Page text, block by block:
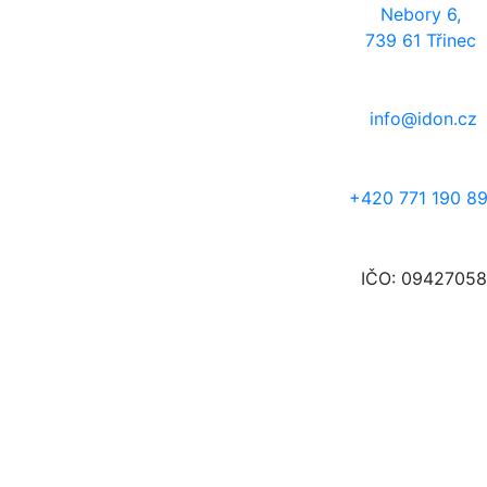
Nebory 6,
739 61 Třinec
info@idon.cz
+420 771 190
IČO: 09427058